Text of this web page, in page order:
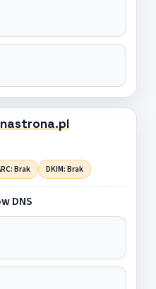
Brak DKIM: Brak
DNS